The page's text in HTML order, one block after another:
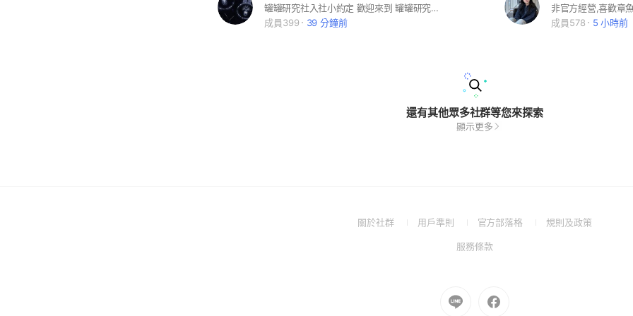
罐罐研究社入社小約定 歡迎來到 罐罐研究社！ 這裡是保養品、美妝品交流與分享的小天地，歡迎大家一起討論瓶瓶罐罐的使用心得、成分觀察、產品感受與美妝大小事。希望每位成員都能在這裡安心發問、自在分享，也一起維護友善、理性的討論空間。 1. 歡迎分享真實心得與交流 歡迎大家分享自己實際使用過的保養品、彩妝品、美妝工具或相關產品心得。 無論是喜歡、不適合、踩雷、空瓶回購，都可以分享，但請盡量以自身經驗為主，避免過度誇大或未經證實的說法。 2. 請保持理性與尊重 可以討論產品優缺點，也可以分享不同意見，但請避免惡意攻擊品牌、店家、創作者或其他成員。 嚴禁人身攻擊、謾罵、嘲諷、歧視、不雅文字、挑釁或任何造成他人不舒服的言論。 我們可以不喜歡某個產品，但不需要攻擊使用它的人。 3. 可以分享不適合，但請避免惡意抹黑 若產品使用後有不適、過敏、長痘、泛紅或其他負面感受，歡迎真實分享。 但請以「個人使用經驗」作為表述，例如：「我使用後覺得不適合」、「我的膚況用了會泛紅」。 請避免直接下定論，例如：「這品牌很爛」、「這產品一定會爛臉」、「大家都不要買」等容易造成誤解或爭議的說法。 4. 禁止社群內買賣交易 為保障大家的權益與交易安全，本社群禁止任何買賣、轉售、代購、交換、喊收、喊售、團購、分裝販售等交易行為。 私下交易皆有風險，社群無法協助確認商品來源、保存狀態、真偽、付款或寄送問題，敬請大家見諒與配合。 5. 禁止廣告、洗版與不當宣傳 未經管理員同意，請勿張貼廣告、導購連結、業配邀約、招募訊息、外部社群連結或重複洗版內容。 6. 尊重每個人的膚況差異 每個人的膚質、生活習慣、預算、所在地法規與使用感受都不同。 請避免用單一標準否定他人選擇，也請不要要求他人一定要買或一定不能買某項產品。 在這裡，我們鼓勵分享，也鼓勵保留彼此不同的答案。
成員399
39 分鐘前
成員578
5 小時前
還有其他眾多社群等您來探索
顯示更多
關於社群
(Open用戶準則
(Open
a
官方部落格
(Open規則及政策(Open
服務條款(Open
window)
Go
to
Go
to